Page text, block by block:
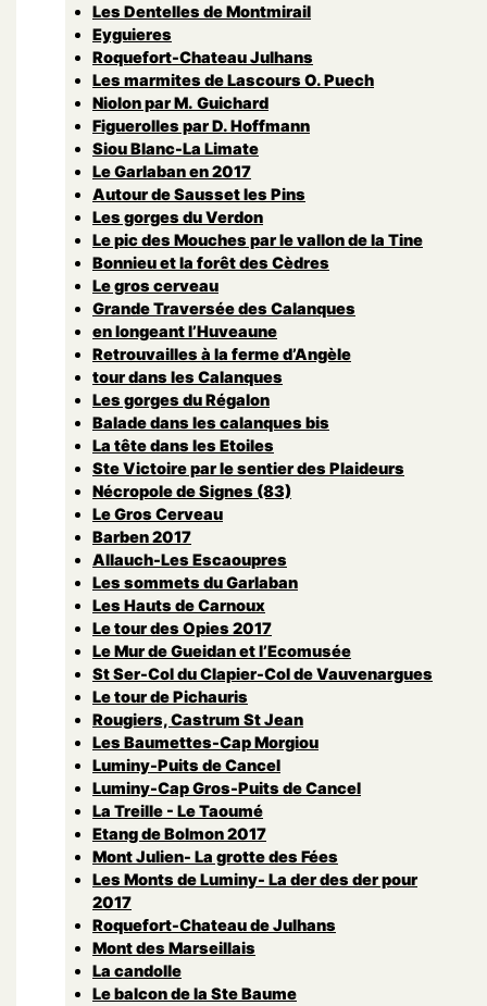
Les Dentelles de Montmirail
Eyguieres
Roquefort-Chateau Julhans
Les marmites de Lascours O. Puech
Niolon par M. Guichard
Figuerolles par D. Hoffmann
Siou Blanc-La Limate
Le Garlaban en 2017
Autour de Sausset les Pins
Les gorges du Verdon
Le pic des Mouches par le vallon de la Tine
Bonnieu et la forêt des Cèdres
Le gros cerveau
Grande Traversée des Calanques
en longeant l’Huveaune
Retrouvailles à la ferme d’Angèle
tour dans les Calanques
Les gorges du Régalon
Balade dans les calanques bis
La tête dans les Etoiles
Ste Victoire par le sentier des Plaideurs
Nécropole de Signes (83)
Le Gros Cerveau
Barben 2017
Allauch-Les Escaoupres
Les sommets du Garlaban
Les Hauts de Carnoux
Le tour des Opies 2017
Le Mur de Gueidan et l’Ecomusée
St Ser-Col du Clapier-Col de Vauvenargues
Le tour de Pichauris
Rougiers, Castrum St Jean
Les Baumettes-Cap Morgiou
Luminy-Puits de Cancel
Luminy-Cap Gros-Puits de Cancel
La Treille - Le Taoumé
Etang de Bolmon 2017
Mont Julien- La grotte des Fées
Les Monts de Luminy- La der des der pour
2017
Roquefort-Chateau de Julhans
Mont des Marseillais
La candolle
Le balcon de la Ste Baume